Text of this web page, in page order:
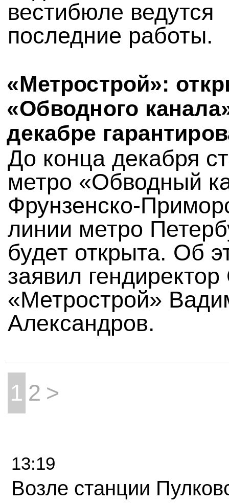
вестибюле ведутся
последние работы.
«Метрострой»:
«Обводного
декабре
До конца декабря
метро «Обводный
Фрунзенско-
линии метро
будет открыта. Об
заявил
«Метрострой»
Александров.
1 2 >
13:19
Возле станции